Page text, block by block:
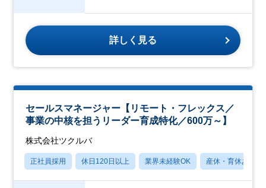
詳しく見る
セールスマネージャー【リモート・フレックス／
事業の中核を担うリーダー育成特化／600万～】
株式会社ツクルバ
正社員採用 休日120日以上 業界未経験OK 産休・育休あり